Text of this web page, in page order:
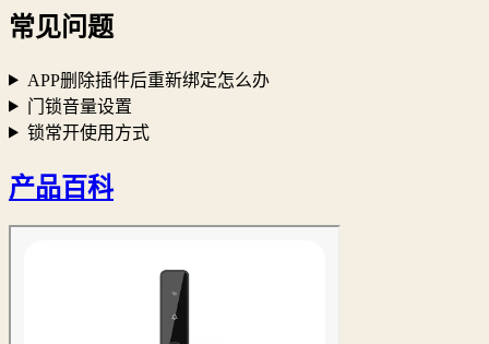
常见问题
APP删除插件后重新绑定怎么办
门锁音量设置
锁常开使用方式
产品百科